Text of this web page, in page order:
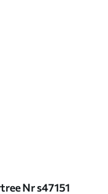
Nr s47151